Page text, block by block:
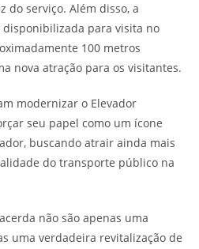
do serviço. Além disso, a
disponibilizada para visita no
100 metros
nova atração para os visitantes.
modernizar o Elevador
seu papel como um ícone
buscando atrair ainda mais
do transporte público na
não são apenas uma
uma verdadeira revitalização de